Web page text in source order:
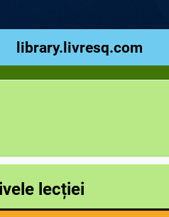
library.livresq.com
lecției